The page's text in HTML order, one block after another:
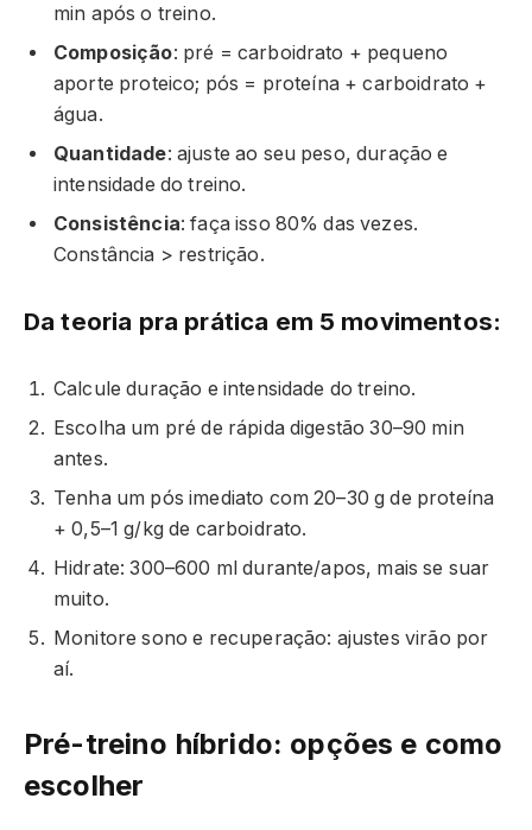
min após o treino.
Composição: pré = carboidrato + pequeno
aporte proteico; pós = proteína + carboidrato +
água.
Quantidade: ajuste ao seu peso, duração e
intensidade do treino.
Consistência: faça isso 80% das vezes.
Constância > restrição.
Da teoria pra prática em 5 movimentos:
Calcule duração e intensidade do treino.
Escolha um pré de rápida digestão 30–90 min
antes.
Tenha um pós imediato com 20–30 g de proteína
+ 0,5–1 g/kg de carboidrato.
Hidrate: 300–600 ml durante/apos, mais se suar
muito.
Monitore sono e recuperação: ajustes virão por
aí.
Pré-treino híbrido: opções e como
escolher